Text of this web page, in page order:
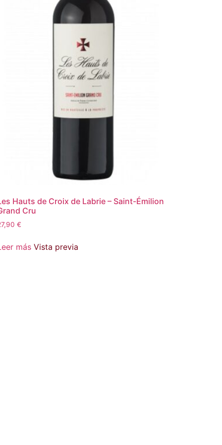
Hauts de Croix de Labrie – Saint-Émilion
Cru
€
más Vista previa